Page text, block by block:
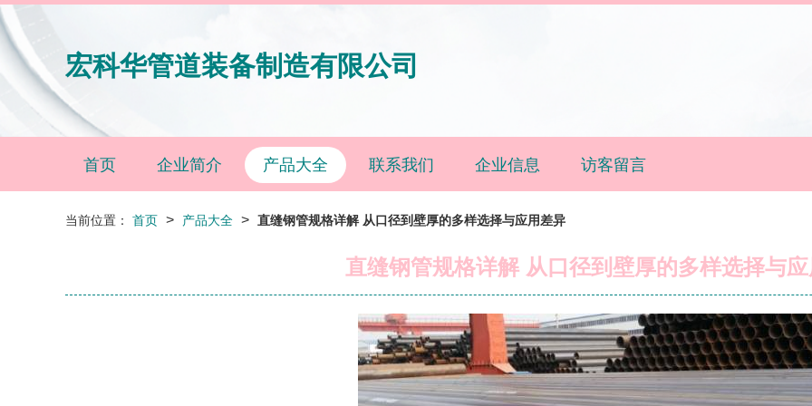
宏科华管道装备制造有限公司
首页 企业简介 产品大全 联系我们 企业信息 访客留言
当前位置： 首页 > 产品大全 > 直缝钢管规格详解 从口径到壁厚的多样选择与应用差异
直缝钢管规格详解 从口径到壁厚的多样选择与